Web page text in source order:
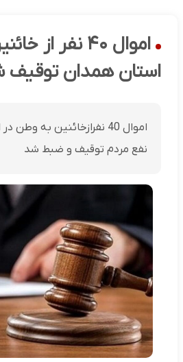
اموال ۴۰ نفر
استان همدان توقیف
اموال 40 نفرازخائنین به
نفع مردم توقیف و ضبط شد